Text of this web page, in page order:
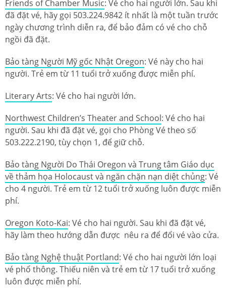
Friends of Chamber Music: Vé cho hai người lớn. Sau khi
đã đặt vé, hãy gọi 503.224.9842 ít nhất là một tuần trước
ngày chương trình diễn ra, để bảo đảm có vé cho chỗ
ngồi đã đặt.
Bảo tàng Người Mỹ gốc Nhật Oregon: Vé này cho hai
người. Trẻ em từ 11 tuổi trở xuống được miễn phí.
Literary Arts: Vé cho hai người lớn.
Northwest Children’s Theater and School: Vé cho hai
người. Sau khi đã đặt vé, gọi cho Phòng Vé theo số
503.222.2190, tùy chọn 1, để giữ chỗ.
Bảo tàng Người Do Thái Oregon và Trung tâm Giáo dục
về thảm họa Holocaust và ngăn chặn nạn diệt chủng: Vé
cho 4 người. Trẻ em từ 12 tuổi trở xuống luôn được miễn
phí.
Oregon Koto-Kai: Vé cho hai người. Sau khi đã đặt vé,
hãy làm theo hướng dẫn được nêu ra để đổi vé vào cửa.
Bảo tàng Nghệ thuật Portland: Vé cho hai người lớn loại
vé phổ thông. Thiếu niên và trẻ em từ 17 tuổi trở xuống
luôn được miễn phí.